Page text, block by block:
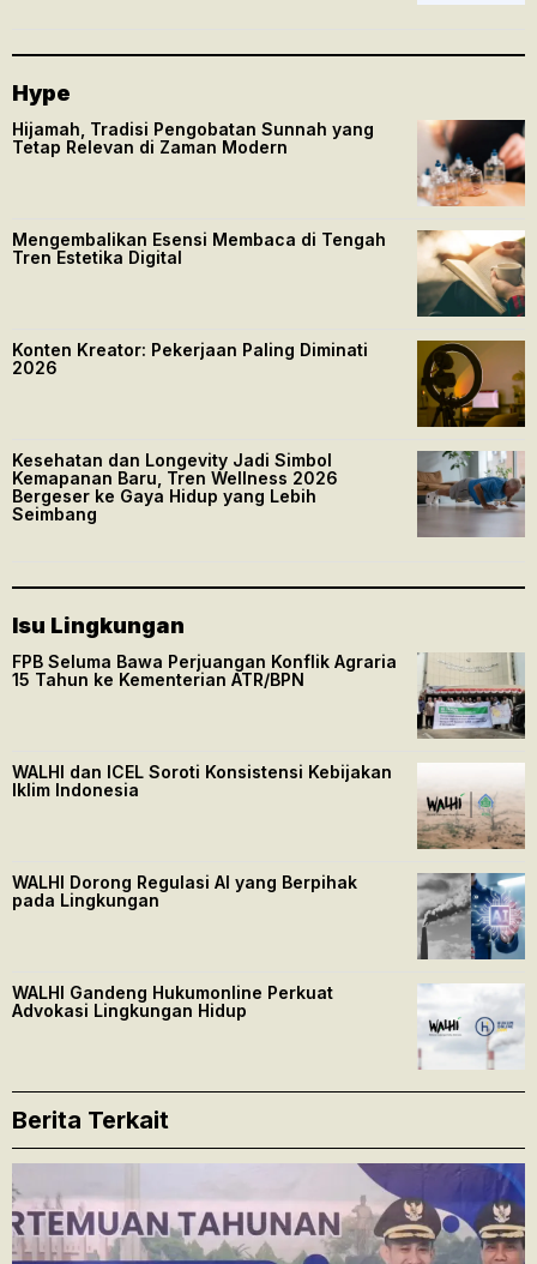
Hype
Hijamah, Tradisi Pengobatan Sunnah yang
Tetap Relevan di Zaman Modern
Mengembalikan Esensi Membaca di Tengah
Tren Estetika Digital
Konten Kreator: Pekerjaan Paling Diminati
2026
Kesehatan dan Longevity Jadi Simbol
Kemapanan Baru, Tren Wellness 2026
Bergeser ke Gaya Hidup yang Lebih
Seimbang
Isu Lingkungan
FPB Seluma Bawa Perjuangan Konflik Agraria
15 Tahun ke Kementerian ATR/BPN
WALHI dan ICEL Soroti Konsistensi Kebijakan
Iklim Indonesia
WALHI Dorong Regulasi AI yang Berpihak
pada Lingkungan
WALHI Gandeng Hukumonline Perkuat
Advokasi Lingkungan Hidup
Berita Terkait